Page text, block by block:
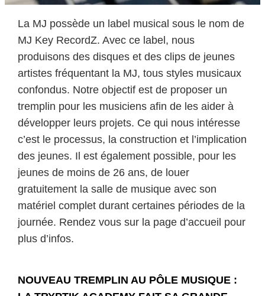
La MJ possède un label musical sous le nom de
MJ Key RecordZ. Avec ce label, nous
produisons des disques et des clips de jeunes
artistes fréquentant la MJ, tous styles musicaux
confondus. Notre objectif est de proposer un
tremplin pour les musiciens afin de les aider à
développer leurs projets. Ce qui nous intéresse
c’est le processus, la construction et l’implication
des jeunes. Il est également possible, pour les
jeunes de moins de 26 ans, de louer
gratuitement la salle de musique avec son
matériel complet durant certaines périodes de la
journée. Rendez vous sur la page d’accueil pour
plus d’infos.
NOUVEAU TREMPLIN AU PÔLE MUSIQUE :